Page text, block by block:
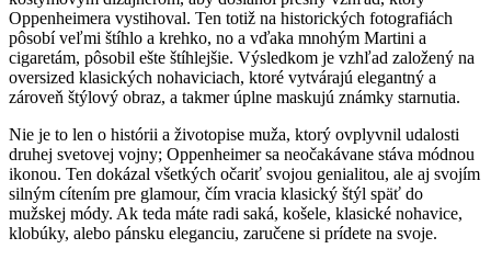
Oppenheimera vystihoval. Ten totiž na historických fotografiách
pôsobí veľmi štíhlo a krehko, no a vďaka mnohým Martini a
cigaretám, pôsobil ešte štíhlejšie. Výsledkom je vzhľad založený na
oversized klasických nohaviciach, ktoré vytvárajú elegantný a
zároveň štýlový obraz, a takmer úplne maskujú známky starnutia.
Nie je to len o histórii a životopise muža, ktorý ovplyvnil udalosti
druhej svetovej vojny; Oppenheimer sa neočakávane stáva módnou
ikonou. Ten dokázal všetkých očariť svojou genialitou, ale aj svojím
silným cítením pre glamour, čím vracia klasický štýl späť do
mužskej módy. Ak teda máte radi saká, košele, klasické nohavice,
klobúky, alebo pánsku eleganciu, zaručene si prídete na svoje.